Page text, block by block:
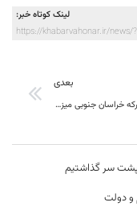
لینک کوتاه خبر:
https://khabarvahonar.ir/news/
بعدی
۵۵ بقعه متبرکه خراسان‌ جنوبی میزبان مردم در روز طبیعت
پشت سر گذاشتیم
و دولت